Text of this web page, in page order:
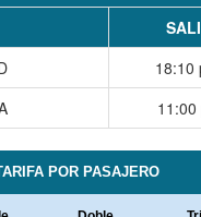
18:10
11:00